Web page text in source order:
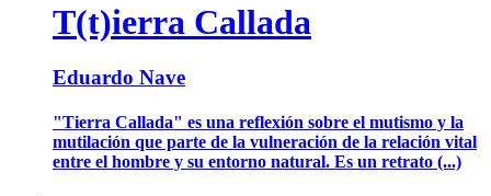
T(t)ierra Callada
Eduardo Nave
"Tierra Callada" es una reflexión sobre el mutismo y la
mutilación que parte de la vulneración de la relación vital
entre el hombre y su entorno natural. Es un retrato (...)